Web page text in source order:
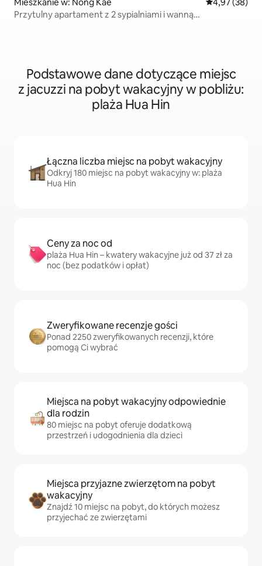
Przytulny apartament z 2 sypialniami i wanną
Podstawowe dane dotyczące miejsc
z jacuzzi na pobyt wakacyjny w pobliżu:
plaża Hua Hin
Łączna liczba miejsc na pobyt wakacyjny
Odkryj 180 miejsc na pobyt wakacyjny w: plaża
Hua Hin
Ceny za noc od
plaża Hua Hin – kwatery wakacyjne już od 37 zł za
noc (bez podatków i opłat)
Zweryfikowane recenzje gości
Ponad 2250 zweryfikowanych recenzji, które
pomogą Ci wybrać
Miejsca na pobyt wakacyjny odpowiednie
dla rodzin
80 miejsc na pobyt oferuje dodatkową
przestrzeń i udogodnienia dla dzieci
Miejsca przyjazne zwierzętom na pobyt
wakacyjny
Znajdź 10 miejsc na pobyt, do których możesz
przyjechać ze zwierzętami